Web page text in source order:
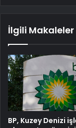
İlgili Makaleler
BP, Kuzey Denizi